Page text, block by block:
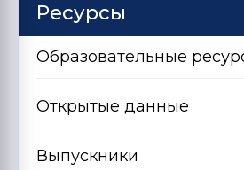
Ресурсы
Образовательные
Открытые данные
Выпускники